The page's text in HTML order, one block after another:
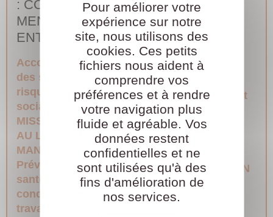
Pour améliorer votre
expérience sur notre
site, nous utilisons des
cookies. Ces petits
fichiers nous aident à
comprendre vos
préférences et à rendre
votre navigation plus
fluide et agréable. Vos
données restent
confidentielles et ne
sont utilisées qu'à des
fins d'amélioration de
nos services.
: COMMENT
MENER LES
ENTRETIENS ?
Accompagnement
des salariés
Les
risques psycho-
sociaux
MES
MISSIONS TOUT
AU LONG DE MON
MANDAT
Prévention en
santé, sécurité et
conditions de
travail
SEXUEL :
MODÈLE
D’ALERTE DU
MEMBRE ÉLU
DU CSE
Accompagnement
des salariés
risques psycho-
sociaux
MISSIONS TOUT
AU LONG DE MON
MANDAT
Prévention en